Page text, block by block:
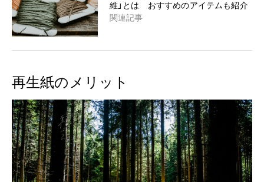
維」とは おすすめのアイテムも紹介
関連記事
再生紙のメリット